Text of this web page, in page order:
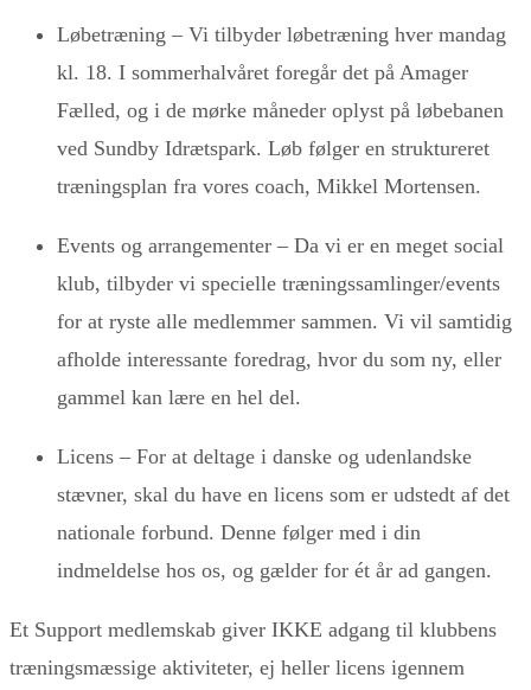
Løbetræning – Vi tilbyder løbetræning hver mandag
kl. 18. I sommerhalvåret foregår det på Amager
Fælled, og i de mørke måneder oplyst på løbebanen
ved Sundby Idrætspark. Løb følger en struktureret
træningsplan fra vores coach, Mikkel Mortensen.
Events og arrangementer – Da vi er en meget social
klub, tilbyder vi specielle træningssamlinger/events
for at ryste alle medlemmer sammen. Vi vil samtidig
afholde interessante foredrag, hvor du som ny, eller
gammel kan lære en hel del.
Licens – For at deltage i danske og udenlandske
stævner, skal du have en licens som er udstedt af det
nationale forbund. Denne følger med i din
indmeldelse hos os, og gælder for ét år ad gangen.
Et Support medlemskab giver IKKE adgang til klubbens
træningsmæssige aktiviteter, ej heller licens igennem